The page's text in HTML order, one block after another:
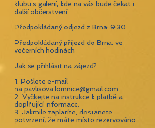
klubu s galerií, kde na vás bude čekat i
další občerstvení.
Předpokládaný odjezd z Brna: 9:30
Předpokládaný příjezd do Brna: ve
večerních hodinách
Jak se přihlásit na zájezd?
1. Pošlete e-mail
na pavlisova.lomnice@gmail.com
2. Vyčkejte na instrukce k platbě a
doplňující informace.
3. Jakmile zaplatíte, dostanete
potvrzení, že máte místo rezervováno.